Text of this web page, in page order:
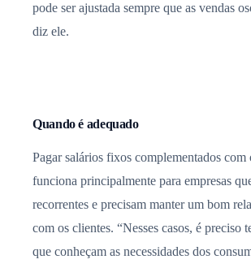
pode ser ajustada sempre que as vendas
diz ele.
Quando é adequado
Pagar salários fixos complementados com
funciona principalmente para empresas
recorrentes e precisam manter um bom
com os clientes. “Nesses casos, é preciso
que conheçam as necessidades dos